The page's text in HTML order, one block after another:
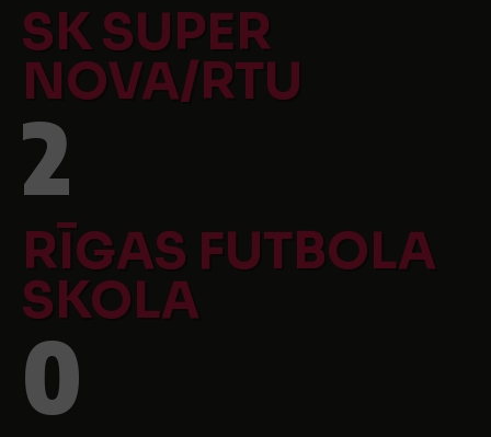
SK SUPER
NOVA/RTU
2
RĪGAS FUTBOLA
SKOLA
0